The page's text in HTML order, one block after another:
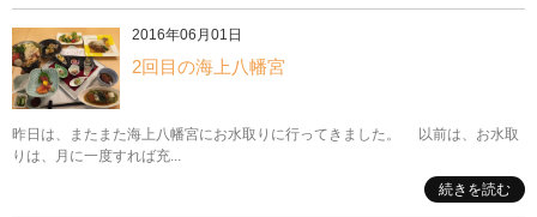
2016年06月01日
2回目の海上八幡宮
昨日は、またまた海上八幡宮にお水取りに行ってきました。 以前は、お水取
りは、月に一度すれば充...
続きを読む